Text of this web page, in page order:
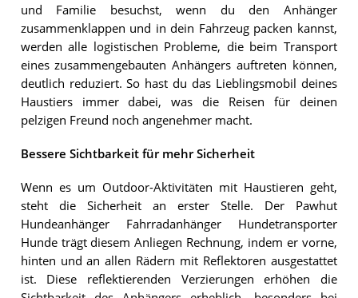
und Familie besuchst, wenn du den Anhänger
zusammenklappen und in dein Fahrzeug packen kannst,
werden alle logistischen Probleme, die beim Transport
eines zusammengebauten Anhängers auftreten können,
deutlich reduziert. So hast du das Lieblingsmobil deines
Haustiers immer dabei, was die Reisen für deinen
pelzigen Freund noch angenehmer macht.
Bessere Sichtbarkeit für mehr Sicherheit
Wenn es um Outdoor-Aktivitäten mit Haustieren geht,
steht die Sicherheit an erster Stelle. Der Pawhut
Hundeanhänger Fahrradanhänger Hundetransporter
Hunde trägt diesem Anliegen Rechnung, indem er vorne,
hinten und an allen Rädern mit Reflektoren ausgestattet
ist. Diese reflektierenden Verzierungen erhöhen die